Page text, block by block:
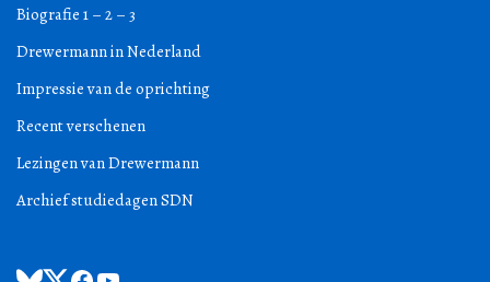
Biografie 1 – 2 – 3
Drewermann in Nederland
Impressie van de oprichting
Recent verschenen
Lezingen van Drewermann
Archief studiedagen SDN